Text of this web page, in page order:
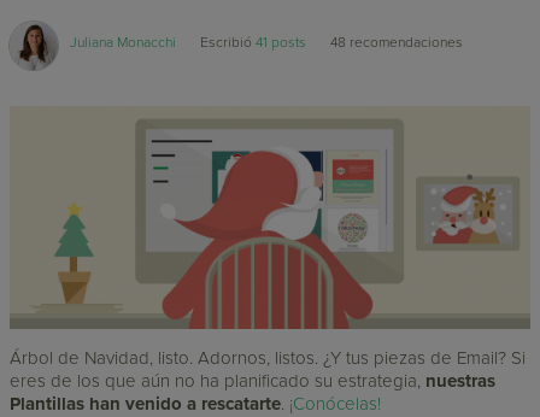
Juliana Monacchi Escribió41 posts 48 recomendaciones
Árbol de Navidad, listo. Adornos, listos. ¿Y tus piezas de Email? Si
eres de los que aún no ha planificado su estrategia, nuestras
Plantillas han venido a rescatarte. ¡Conócelas!